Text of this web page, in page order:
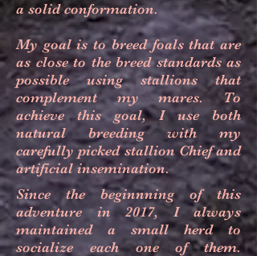
a solid conformation.
My goal is to breed foals that are
as close to the breed standards as
possible using stallions that
complement my mares. To
achieve this goal, I use both
natural breeding with my
carefully picked stallion Chief and
artificial insemination.
Since the beginnning of this
adventure in 2017, I always
maintained a small herd to
socialize each one of them.